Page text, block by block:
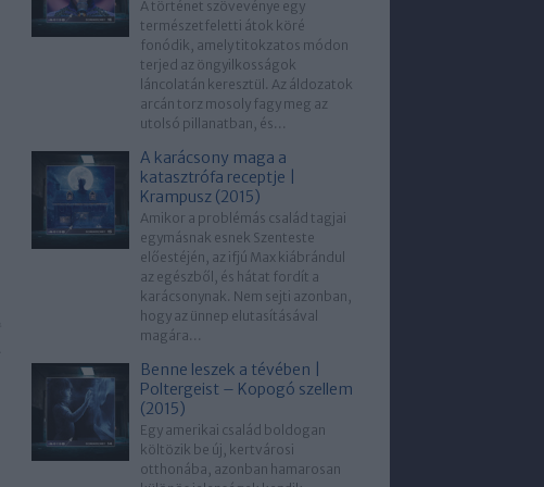
A történet szövevénye egy
természetfeletti átok köré
fonódik, amely titokzatos módon
terjed az öngyilkosságok
láncolatán keresztül. Az áldozatok
arcán torz mosoly fagy meg az
utolsó pillanatban, és...
A karácsony maga a
katasztrófa receptje |
Krampusz (2015)
Amikor a problémás család tagjai
egymásnak esnek Szenteste
előestéjén, az ifjú Max kiábrándul
az egészből, és hátat fordít a
karácsonynak. Nem sejti azonban,
hogy az ünnep elutasításával
magára...
Benne leszek a tévében |
Poltergeist – Kopogó szellem
(2015)
Egy amerikai család boldogan
költözik be új, kertvárosi
otthonába, azonban hamarosan